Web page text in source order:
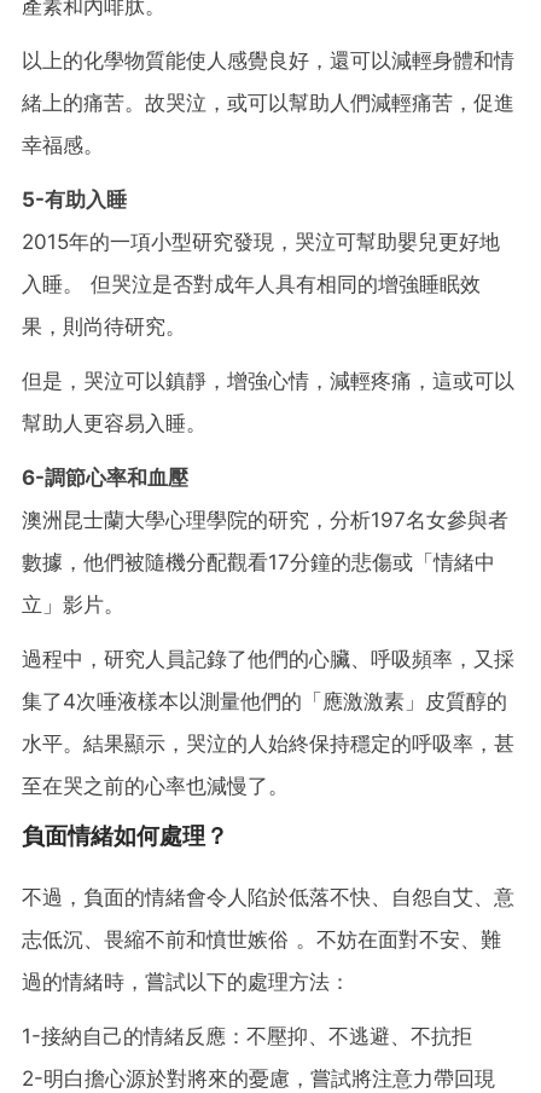
產素和內啡肽。
以上的化學物質能使人感覺良好，還可以減輕身體和情
緒上的痛苦。故哭泣，或可以幫助人們減輕痛苦，促進
幸福感。
5-有助入睡
2015年的一項小型研究發現，哭泣可幫助嬰兒更好地
入睡。 但哭泣是否對成年人具有相同的增強睡眠效
果，則尚待研究。
但是，哭泣可以鎮靜，增強心情，減輕疼痛，這或可以
幫助人更容易入睡。
6-調節心率和血壓
澳洲昆士蘭大學心理學院的研究，分析197名女參與者
數據，他們被隨機分配觀看17分鐘的悲傷或「情緒中
立」影片。
過程中，研究人員記錄了他們的心臟、呼吸頻率，又採
集了4次唾液樣本以測量他們的「應激激素」皮質醇的
水平。結果顯示，哭泣的人始終保持穩定的呼吸率，甚
至在哭之前的心率也減慢了。
負面情緒如何處理？
不過，負面的情緒會令人陷於低落不快、自怨自艾、意
志低沉、畏縮不前和憤世嫉俗 。不妨在面對不安、難
過的情緒時，嘗試以下的處理方法：
1-接納自己的情緒反應：不壓抑、不逃避、不抗拒
2-明白擔心源於對將來的憂慮，嘗試將注意力帶回現